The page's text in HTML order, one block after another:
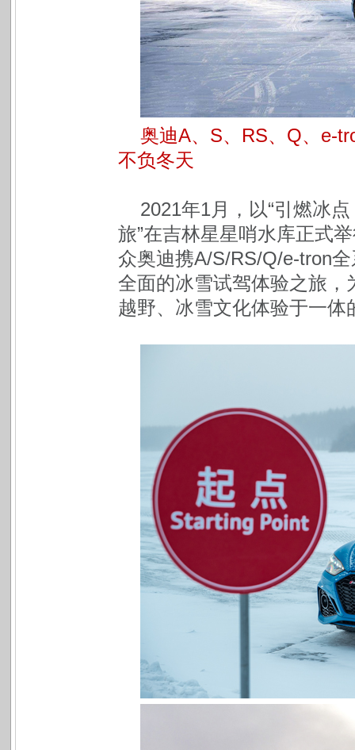
奥迪A、S、RS、Q、e-
不负冬天
2021年1月，以“引燃冰
旅”在吉林星星哨水库正式
众奥迪携A/S/RS/Q/e-tron
全面的冰雪试驾体验之旅
越野、冰雪文化体验于一体